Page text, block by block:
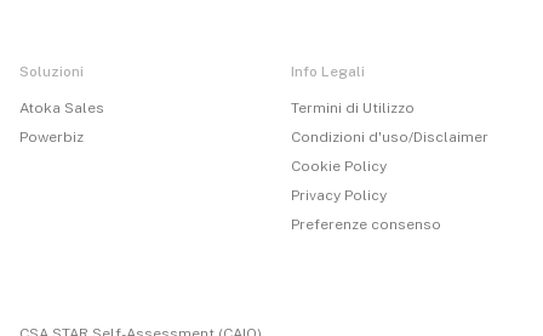
Soluzioni
Atoka Sales
Powerbiz
Info Legali
Termini di Utilizzo
Condizioni d'uso/Disclaimer
Cookie Policy
Privacy Policy
Preferenze consenso